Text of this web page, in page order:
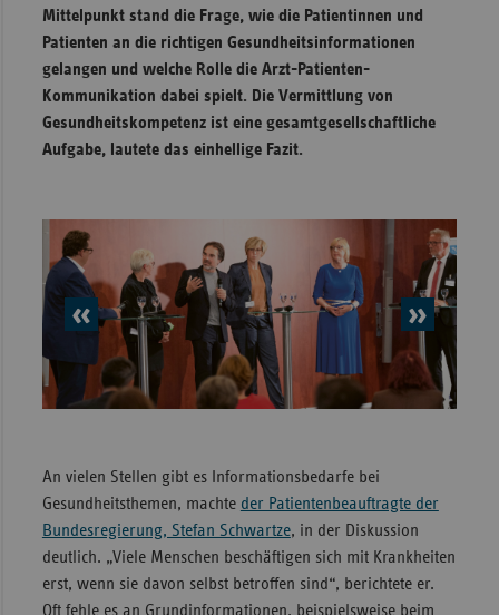
Mittelpunkt stand die Frage, wie die Patientinnen und
Patienten an die richtigen Gesundheitsinformationen
gelangen und welche Rolle die Arzt-Patienten-
Kommunikation dabei spielt. Die Vermittlung von
Gesundheitskompetenz ist eine gesamtgesellschaftliche
Aufgabe, lautete das einhellige Fazit.
vorheriges
Element
An vielen Stellen gibt es Informationsbedarfe bei
Gesundheitsthemen, machte der Patientenbeauftragte der
Bundesregierung, Stefan Schwartze, in der Diskussion
deutlich. „Viele Menschen beschäftigen sich mit Krankheiten
erst, wenn sie davon selbst betroffen sind“, berichtete er.
Oft fehle es an Grundinformationen, beispielsweise beim